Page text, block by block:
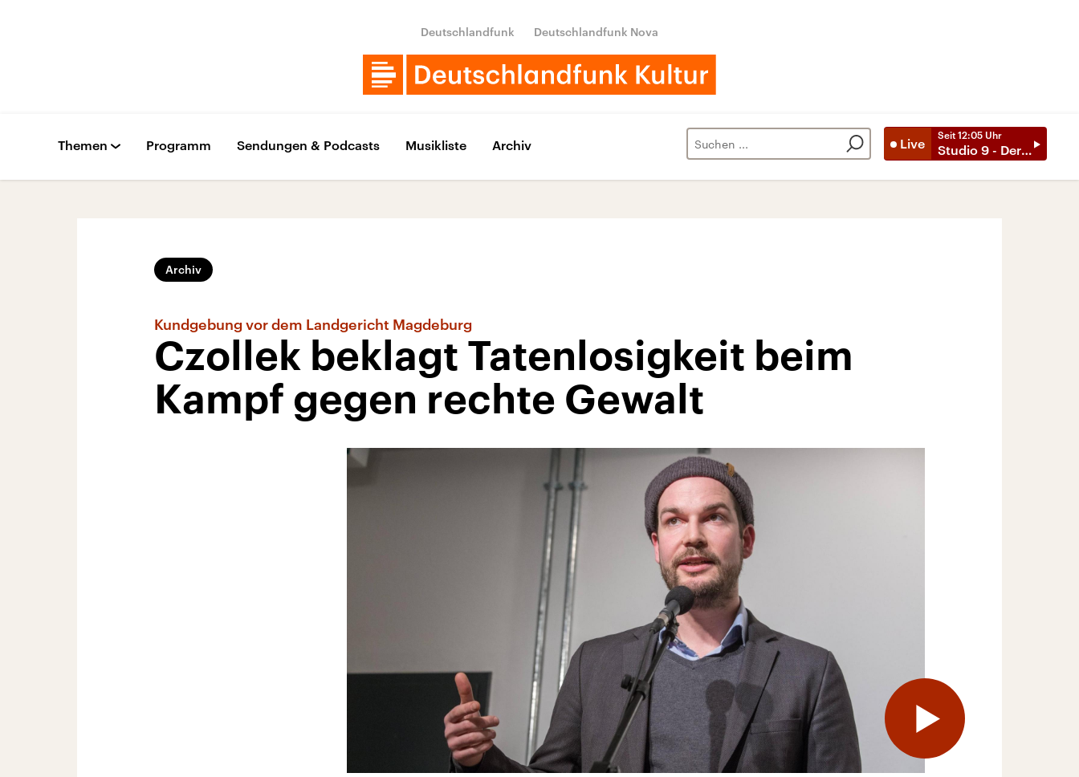
Deutschlandfunk Deutschlandfunk Nova
Live
Seit 12:05 Uhr
Studio 9 - Der Tag mit
Themen Programm Sendungen & Podcasts Musikliste Archiv
Archiv
Kundgebung vor dem Landgericht Magdeburg
Czollek beklagt Tatenlosigkeit beim
Kampf gegen rechte Gewalt